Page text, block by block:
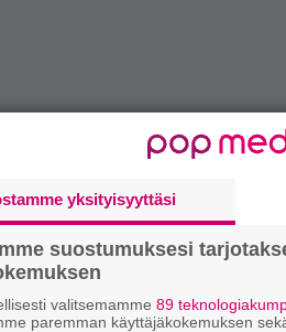
yksityisyyttäsi
suostumuksesi
valitsemamme 89
paremman käyttäjäkokemuksen